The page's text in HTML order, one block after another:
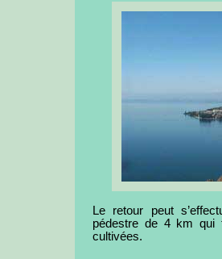
Le retour peut
pédestre de 4 km qui
cultivées.